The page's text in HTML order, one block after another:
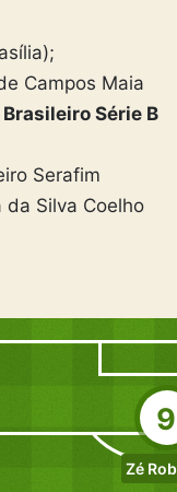
Campos Maia
Série B
Serafim
da Silva Coelho
9
Zé